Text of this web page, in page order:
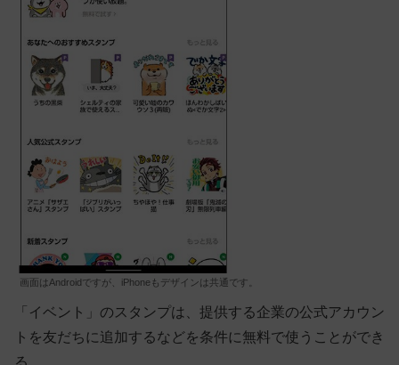
画面はAndroidですが、iPhoneもデザインは共通です。
「イベント」のスタンプは、提供する企業の公式アカウン
トを友だちに追加するなどを条件に無料で使うことができ